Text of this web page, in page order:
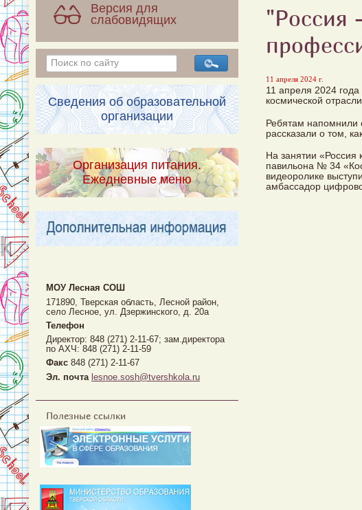
Версия для
слабовидящих
Сведения об образовательной
организации
Организация питания.
Ежедневные меню
МОУ Лесная CОШ
171890, Тверская область, Лесной район,
село Лесное, ул. Дзержинского, д. 20а
Телефон
Директор: 848 (271) 2-11-67; зам.директора
по АХЧ: 848 (271) 2-11-59
Факс 848 (271) 2-11-67
Эл. почта lesnoe.sosh@tvershkola.ru
Полезные ссылки
"Россия
11 апреля 2024 г.
11 апреля 2024
космической
Ребятам напомнили
рассказали о том,
На занятии «Россия
павильона № 34
видеоролике
амбассадор